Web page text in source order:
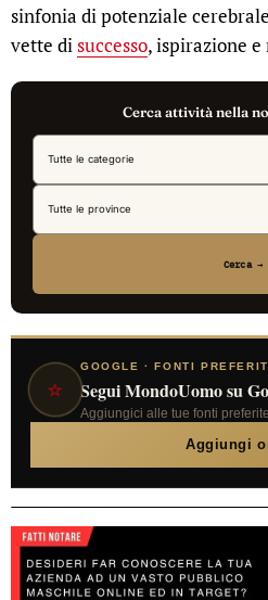
sinfonia di potenziale
vette disuccesso, ispirazione
Cerca attività nella
Cerca →
⭐
GOOGLE · FONTI
Segui MondoUomo su
Aggiungici alle tue fonti
Aggiungi